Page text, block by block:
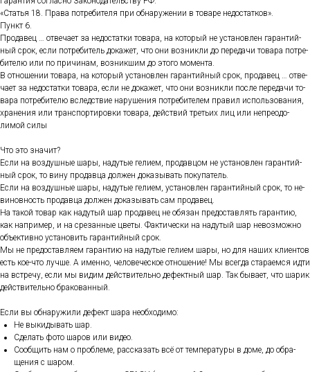
«Статья 18. Пра­ва пот­ре­бите­ля при об­на­руже­нии в то­варе не­дос­татков».
Пункт 6.
Про­давец … от­ве­ча­ет за не­дос­татки то­вара, на ко­торый не ус­та­нов­лен га­ран­тий­
ный срок, ес­ли пот­ре­битель до­кажет, что они воз­никли до пе­реда­чи то­вара пот­ре­
бите­лю или по при­чинам, воз­никшим до это­го мо­мен­та.
В от­но­шении то­вара, на ко­торый ус­та­нов­лен га­ран­тий­ный срок, про­давец … от­ве­
ча­ет за не­дос­татки то­вара, ес­ли не до­кажет, что они воз­никли пос­ле пе­реда­чи то­
вара пот­ре­бите­лю вследс­твие на­руше­ния пот­ре­бите­лем пра­вил ис­поль­зо­вания,
хра­нения или тран­спор­ти­ров­ки то­вара, дей­ствий треть­их лиц или неп­ре­одо­
лимой си­лы
Что это зна­чит?
Ес­ли на воз­душные ша­ры, на­дутые ге­ли­ем, про­дав­цом не ус­та­нов­лен га­ран­тий­
ный срок, то ви­ну про­дав­ца дол­жен до­казы­вать по­купа­тель.
Ес­ли на воз­душные ша­ры, на­дутые ге­ли­ем, ус­та­нов­лен га­ран­тий­ный срок, то не­
винов­ность про­дав­ца дол­жен до­казы­вать сам про­давец.
На та­кой то­вар как на­дутый шар про­давец не обя­зан пре­дос­тавлять га­ран­тию,
как нап­ри­мер, и на сре­зан­ные цве­ты. Фак­ти­чес­ки на на­дутый шар не­воз­можно
объ­ек­тивно ус­та­новить га­ран­тий­ный срок.
Мы не пре­дос­тавля­ем га­ран­тию на на­дутые ге­ли­ем ша­ры, но для на­ших кли­ен­тов
есть кое-что луч­ше. А имен­но, че­лове­чес­кое от­но­шение! Мы всег­да ста­ра­ем­ся ид­ти
на встре­чу, ес­ли мы ви­дим дей­стви­тель­но де­фек­тный шар. Так бы­ва­ет, что ша­рик
дей­стви­тель­но бра­кован­ный.
Ес­ли вы об­на­ружи­ли де­фект ша­ра не­об­хо­димо:
Не вы­киды­вать шар.
Сде­лать фо­то ша­ров или ви­део.
Со­об­щить нам о проб­ле­ме, рас­ска­зать всё от тем­пе­рату­ры в до­ме, до об­ра­
щения с ша­ром.